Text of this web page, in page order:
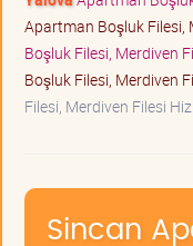
Apartman Boşluk Filesi,
Boşluk Filesi, Merdiven
Boşluk Filesi, Merdiven
Filesi, Merdiven Filesi
Sincan